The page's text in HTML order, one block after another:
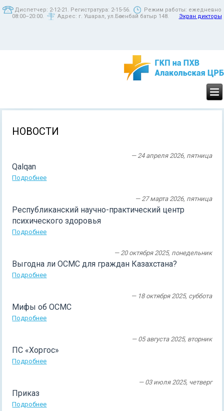
Диспетчер: 2-12-21. Регистратура: 2-15-56.
Режим работы: ежедневно
08:00–20:00.
Адрес: г. Ушарал, ул.Бөгенбай батыр 148. Экран дикторы
НОВОСТИ
— 24 апреля 2026, пятница
Qalqan
Подробнее
— 27 марта 2026, пятница
Республиканский научно-практический центр
психического здоровья
Подробнее
— 20 октября 2025, понедельник
Выгодна ли ОСМС для граждан Казахстана?
Подробнее
— 18 октября 2025, суббота
Мифы об ОСМС
Подробнее
— 05 августа 2025, вторник
ПС «Хоргос»
Подробнее
— 03 июля 2025, четверг
Приказ
Подробнее